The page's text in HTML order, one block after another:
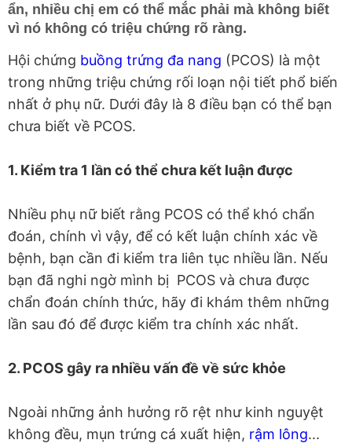
ẩn, nhiều chị em có thể mắc phải mà không biết
vì nó không có triệu chứng rõ ràng.
Hội chứng buồng trứng đa nang (PCOS) là một
trong những triệu chứng rối loạn nội tiết phổ biến
nhất ở phụ nữ. Dưới đây là 8 điều bạn có thể bạn
chưa biết về PCOS.
1. Kiểm tra 1 lần có thể chưa kết luận được
Nhiều phụ nữ biết rằng PCOS có thể khó chẩn
đoán, chính vì vậy, để có kết luận chính xác về
bệnh, bạn cần đi kiểm tra liên tục nhiều lần. Nếu
bạn đã nghi ngờ mình bị PCOS và chưa được
chẩn đoán chính thức, hãy đi khám thêm những
lần sau đó để được kiểm tra chính xác nhất.
2. PCOS gây ra nhiều vấn đề về sức khỏe
Ngoài những ảnh hưởng rõ rệt như kinh nguyệt
không đều, mụn trứng cá xuất hiện, rậm lông...